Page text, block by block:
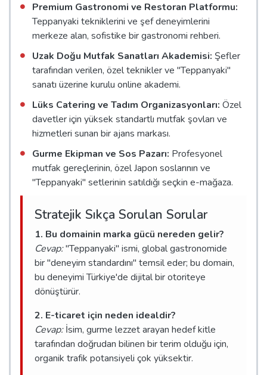
Premium Gastronomi ve Restoran Platformu:
Teppanyaki tekniklerini ve şef deneyimlerini
merkeze alan, sofistike bir gastronomi rehberi.
Uzak Doğu Mutfak Sanatları Akademisi: Şefler
tarafından verilen, özel teknikler ve "Teppanyaki"
sanatı üzerine kurulu online akademi.
Lüks Catering ve Tadım Organizasyonları: Özel
davetler için yüksek standartlı mutfak şovları ve
hizmetleri sunan bir ajans markası.
Gurme Ekipman ve Sos Pazarı: Profesyonel
mutfak gereçlerinin, özel Japon soslarının ve
"Teppanyaki" setlerinin satıldığı seçkin e-mağaza.
Stratejik Sıkça Sorulan Sorular
1. Bu domainin marka gücü nereden gelir?
Cevap:"Teppanyaki" ismi, global gastronomide
bir "deneyim standardını" temsil eder; bu domain,
bu deneyimi Türkiye'de dijital bir otoriteye
dönüştürür.
2. E-ticaret için neden idealdir?
Cevap:İsim, gurme lezzet arayan hedef kitle
tarafından doğrudan bilinen bir terim olduğu için,
organik trafik potansiyeli çok yüksektir.